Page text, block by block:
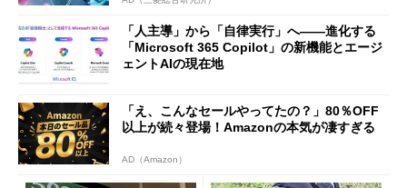
「人主導」から「自律実行」へ――進化する
「Microsoft 365 Copilot」の新機能とエージ
ェントAIの現在地
「え、こんなセールやってたの？」80％OFF
以上が続々登場！Amazonの本気が凄すぎる
AD（Amazon）